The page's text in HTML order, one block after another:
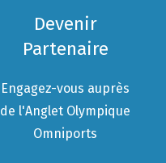
Devenir
Partenaire
Engagez-vous auprès
de l'Anglet Olympique
Omniports